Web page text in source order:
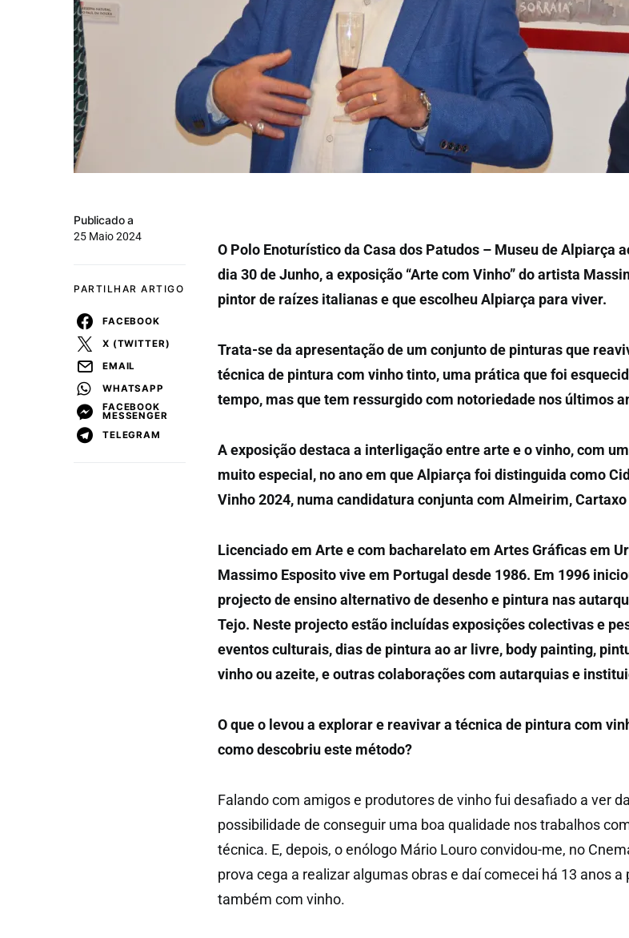
Publicado a
25 Maio 2024
PARTILHAR ARTIGO
FACEBOOK
X (TWITTER)
EMAIL
WHATSAPP
FACEBOOK
MESSENGER
TELEGRAM
O Polo Enoturístico da Casa dos Patudos – Museu de Alpiarça
dia 30 de Junho, a exposição “Arte com Vinho” do artista
pintor de raízes italianas e que escolheu Alpiarça para viver.
Trata-se da apresentação de um conjunto de pinturas que
técnica de pintura com vinho tinto, uma prática que foi
tempo, mas que tem ressurgido com notoriedade nos últimos
A exposição destaca a interligação entre arte e o vinho, com
muito especial, no ano em que Alpiarça foi distinguida como
Vinho 2024, numa candidatura conjunta com Almeirim,
Licenciado em Arte e com bacharelato em Artes Gráficas em
Massimo Esposito vive em Portugal desde 1986. Em 1996
projecto de ensino alternativo de desenho e pintura nas
Tejo. Neste projecto estão incluídas exposições colectivas e
eventos culturais, dias de pintura ao ar livre, body painting,
vinho ou azeite, e outras colaborações com autarquias e
O que o levou a explorar e reavivar a técnica de pintura com
como descobriu este método?
Falando com amigos e produtores de vinho fui desafiado a ver da
possibilidade de conseguir uma boa qualidade nos trabalhos
técnica. E, depois, o enólogo Mário Louro convidou-me, no
prova cega a realizar algumas obras e daí comecei há 13 anos a
também com vinho.